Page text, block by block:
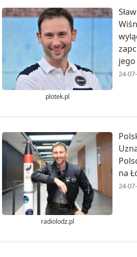
plotek.pl
24-
radiolodz.pl
na
24-